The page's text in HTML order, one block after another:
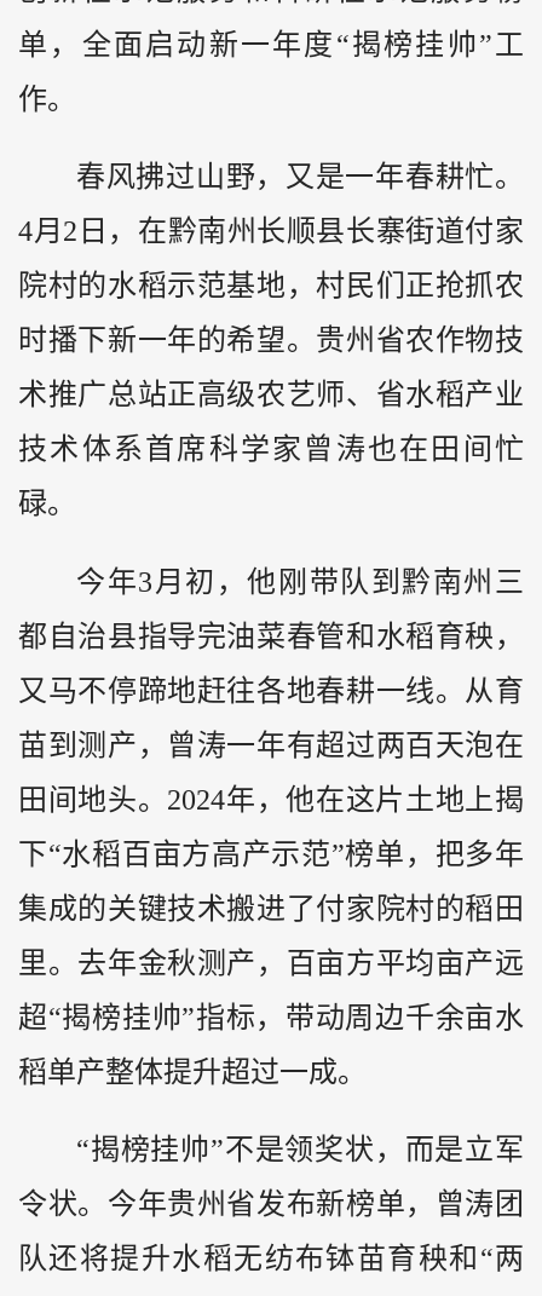
单，全面启动新一年度“揭榜挂帅”工
作。
春风拂过山野，又是一年春耕忙。
4月2日，在黔南州长顺县长寨街道付家
院村的水稻示范基地，村民们正抢抓农
时播下新一年的希望。贵州省农作物技
术推广总站正高级农艺师、省水稻产业
技术体系首席科学家曾涛也在田间忙
碌。
今年3月初，他刚带队到黔南州三
都自治县指导完油菜春管和水稻育秧，
又马不停蹄地赶往各地春耕一线。从育
苗到测产，曾涛一年有超过两百天泡在
田间地头。2024年，他在这片土地上揭
下“水稻百亩方高产示范”榜单，把多年
集成的关键技术搬进了付家院村的稻田
里。去年金秋测产，百亩方平均亩产远
超“揭榜挂帅”指标，带动周边千余亩水
稻单产整体提升超过一成。
“揭榜挂帅”不是领奖状，而是立军
令状。今年贵州省发布新榜单，曾涛团
队还将提升水稻无纺布钵苗育秧和“两